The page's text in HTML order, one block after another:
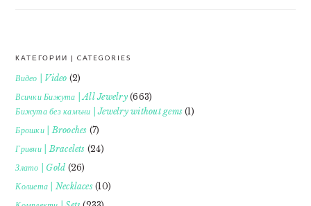
FOOTER
КАТЕГОРИИ | CATEGORIES
Видео | Video (2)
Всички Бижута | All Jewelry(663)
Бижута без камъни | Jewelry without gems (1)
Брошки | Brooches (7)
Гривни | Bracelets (24)
Злато | Gold (26)
Колиета | Necklaces(10)